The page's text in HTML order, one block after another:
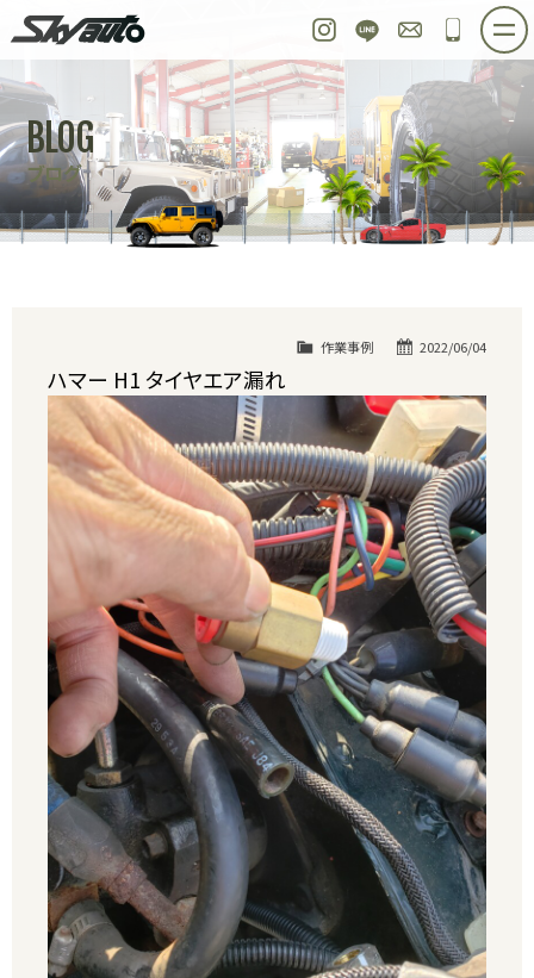
Instagram
LINE お問い合わせ
048-
ホーム 在庫車情報 ご購入プラン
整備作業実例 パーツ販売 買取＆オーダー
店舗紹介 工場紹介 会社概要
スタッフ紹介 求人情報 公式ブログ
BLOG
ブログ
2022/06/04
作業事例
ハマー H1 タイヤエア漏れ